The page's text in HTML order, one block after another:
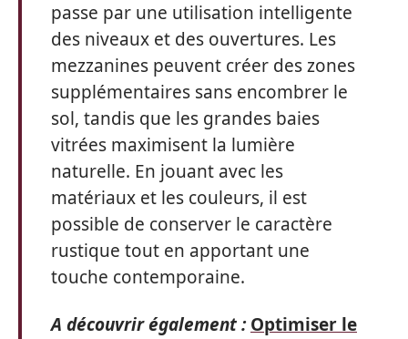
passe par une utilisation intelligente
des niveaux et des ouvertures. Les
mezzanines peuvent créer des zones
supplémentaires sans encombrer le
sol, tandis que les grandes baies
vitrées maximisent la lumière
naturelle. En jouant avec les
matériaux et les couleurs, il est
possible de conserver le caractère
rustique tout en apportant une
touche contemporaine.
A découvrir également : Optimiser le